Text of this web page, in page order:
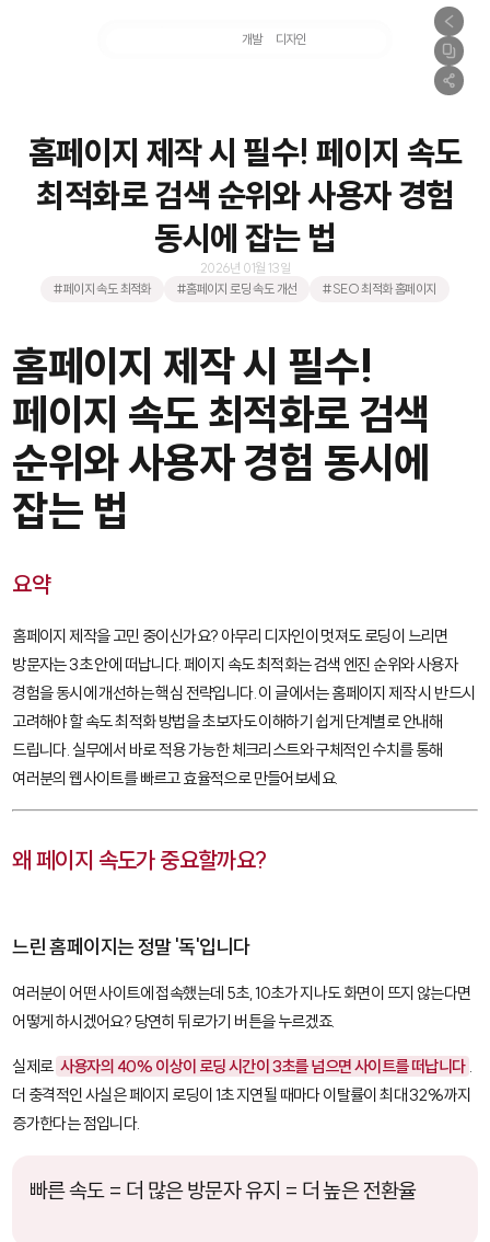
개발 디자인
홈페이지 제작 시 필수! 페이지 속도
최적화로 검색 순위와 사용자 경험
동시에 잡는 법
2026년 01월 13일
#페이지 속도 최적화
#홈페이지 로딩 속도 개선 #SEO 최적화 홈페이지
홈페이지 제작 시 필수!
페이지 속도 최적화로 검색
순위와 사용자 경험 동시에
잡는 법
요약
홈페이지 제작을 고민 중이신가요? 아무리 디자인이 멋져도 로딩이 느리면
방문자는 3초 안에 떠납니다. 페이지 속도 최적화는 검색 엔진 순위와 사용자
경험을 동시에 개선하는 핵심 전략입니다. 이 글에서는 홈페이지 제작 시 반드시
고려해야 할 속도 최적화 방법을 초보자도 이해하기 쉽게 단계별로 안내해
드립니다. 실무에서 바로 적용 가능한 체크리스트와 구체적인 수치를 통해
여러분의 웹사이트를 빠르고 효율적으로 만들어보세요.
왜 페이지 속도가 중요할까요?
느린 홈페이지는 정말 '독'입니다
여러분이 어떤 사이트에 접속했는데 5초, 10초가 지나도 화면이 뜨지 않는다면
어떻게 하시겠어요? 당연히 뒤로가기 버튼을 누르겠죠.
실제로 사용자의 40% 이상이 로딩 시간이 3초를 넘으면 사이트를 떠납니다 .
더 충격적인 사실은 페이지 로딩이 1초 지연될 때마다 이탈률이 최대 32%까지
증가한다는 점입니다.
빠른 속도 = 더 많은 방문자 유지 = 더 높은 전환율